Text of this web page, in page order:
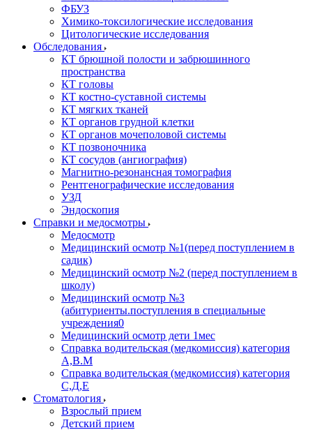
ФБУЗ
Химико-токсилогические исследования
Цитологические исследования
Обследования
КТ брюшной полости и забрюшинного
пространства
КТ головы
КТ костно-суставной системы
КТ мягких тканей
КТ органов грудной клетки
КТ органов мочеполовой системы
КТ позвоночника
КТ сосудов (ангиография)
Магнитно-резонансная томография
Рентгенографические исследования
УЗД
Эндоскопия
Справки и медосмотры
Медосмотр
Медицинский осмотр №1(перед поступлением в
садик)
Медицинский осмотр №2 (перед поступлением в
школу)
Медицинский осмотр №3
(абитуриенты.поступления в специальные
учреждения0
Медицинский осмотр дети 1мес
Справка водительская (медкомиссия) категория
А,В.М
Справка водительская (медкомиссия) категория
С,Д,Е
Стоматология
Взрослый прием
Детский прием